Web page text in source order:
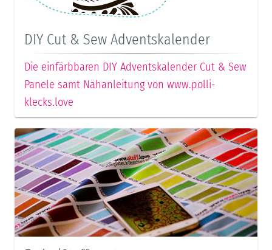
DIY Cut & Sew Adventskalender
Die einfärbbaren DIY Adventskalender Cut & Sew
Panele samt Nähanleitung von www.polli-
klecks.love